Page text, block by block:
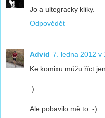
Jo a ultegracky kliky.
Odpovědět
Advid 7. ledna 2012 v
Ke komixu můžu říct
:)
Ale pobavilo mě to.:-)